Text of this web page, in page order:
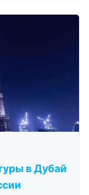
в Дубай